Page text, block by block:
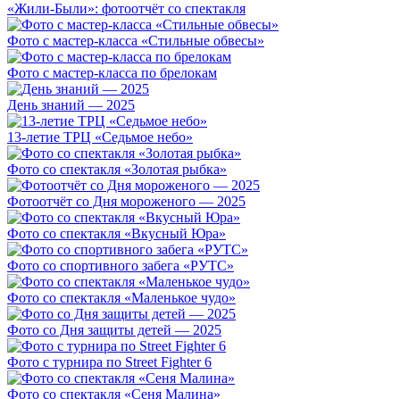
«Жили-Были»: фотоотчёт со спектакля
Фото с мастер-класса «Стильные обвесы»
Фото с мастер-класса по брелокам
День знаний — 2025
13-летие ТРЦ «Седьмое небо»
Фото со спектакля «Золотая рыбка»
Фотоотчёт со Дня мороженого — 2025
Фото со спектакля «Вкусный Юра»
Фото со спортивного забега «РУТС»
Фото со спектакля «Маленькое чудо»
Фото со Дня защиты детей — 2025
Фото с турнира по Street Fighter 6
Фото со спектакля «Сеня Малина»